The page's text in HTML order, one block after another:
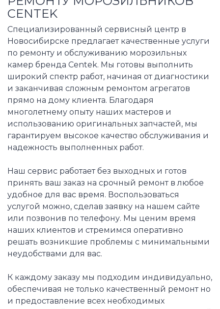
CENTEK
Специализированный сервисный центр в
Новосибирске предлагает качественные услуги
по ремонту и обслуживанию морозильных
камер бренда Centek. Мы готовы выполнить
широкий спектр работ, начиная от диагностики
и заканчивая сложным ремонтом агрегатов
прямо на дому клиента. Благодаря
многолетнему опыту наших мастеров и
использованию оригинальных запчастей, мы
гарантируем высокое качество обслуживания и
надежность выполненных работ.
Наш сервис работает без выходных и готов
принять ваш заказ на срочный ремонт в любое
удобное для вас время. Воспользоваться
услугой можно, сделав заявку на нашем сайте
или позвонив по телефону. Мы ценим время
наших клиентов и стремимся оперативно
решать возникшие проблемы с минимальными
неудобствами для вас.
К каждому заказу мы подходим индивидуально,
обеспечивая не только качественный ремонт но
и предоставление всех необходимых